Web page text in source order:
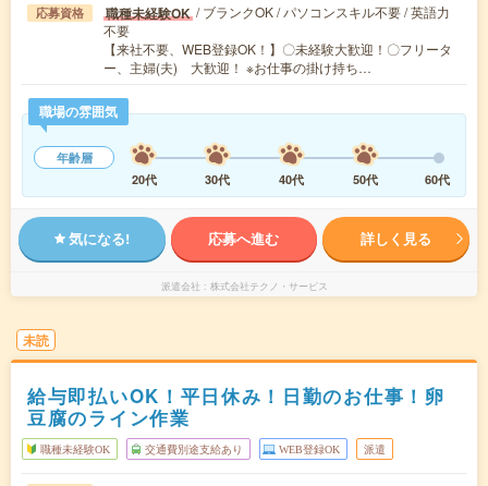
応募資格 職種未経験OK / ブランクOK / パソコンスキル不要 / 英語力
不要
【来社不要、WEB登録OK！】〇未経験大歓迎！〇フリータ
ー、主婦(夫) 大歓迎！ ※お仕事の掛け持ち…
職場の雰囲気
年齢層
20代
30代 40代 50代 60代
気になる! 応募へ進む 詳しく見る
派遣会社 株式会社テクノ・サービス
未読
給与即払いOK！平日休み！日勤のお仕事！卵
豆腐のライン作業
職種未経験OK 交通費別途支給あり WEB登録OK 派遣